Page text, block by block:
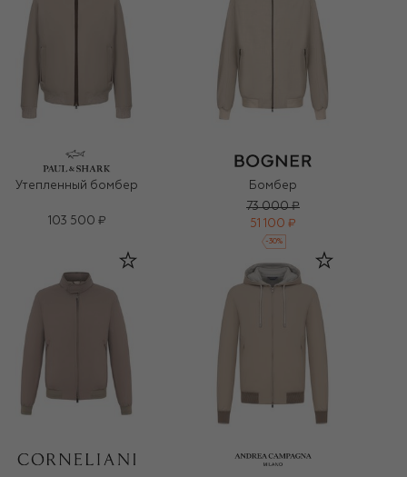
Утепленный бомбер
103 500 ₽
Бомбер
73 000 ₽
51 100 ₽
-30%